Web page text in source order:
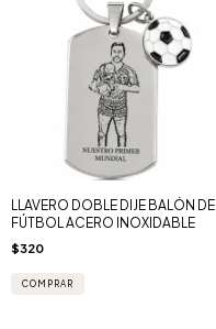
LLAVERO DOBLE DIJE BALÓN DE
FÚTBOL ACERO INOXIDABLE
$320